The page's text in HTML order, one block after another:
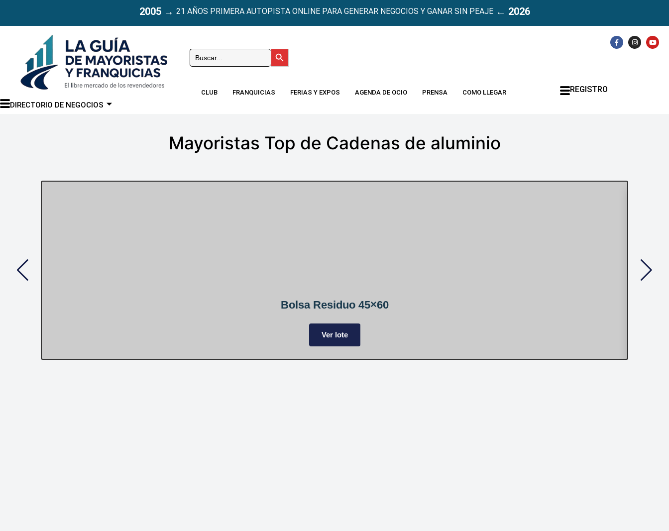
2005→ 21 AÑOS PRIMERA AUTOPISTA ONLINE PARA GENERAR NEGOCIOS Y GANAR SIN PEAJE← 2026
DIRECTORIO DE NEGOCIOS
Buscar: Botón de búsqueda
CLUB FRANQUICIAS FERIAS Y EXPOS AGENDA DE OCIO PRENSA COMO LLEGAR REGISTRO
Mayoristas Top de Cadenas de aluminio
Bolsa Residuo 45×60
Ver lote